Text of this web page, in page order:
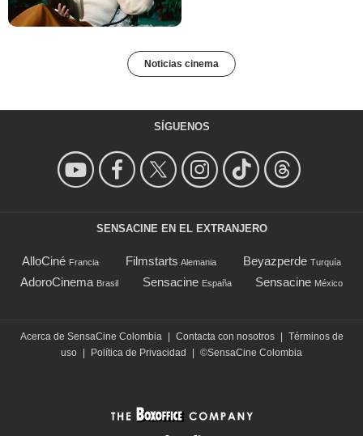
Noticias cinema
SÍGUENOS
SENSACINE EN EL EXTRANJERO
AlloCiné Francia Filmstarts Alemania Beyazperde Turquía
AdoroCinema Brasil Sensacine España Sensacine México
Acerca de SensaCine Colombia | Contacta con nosotros | Términos de
uso | Política de Privacidad | ©SensaCine Colombia